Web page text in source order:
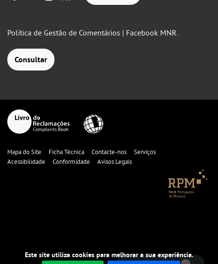
Política de Gestão de Comentários | Facebook MNR.
Consultar
Mapa do Site Ficha Técnica Contacte-nos
Serviços
Acessibilidade
Conformidade Avisos Legais